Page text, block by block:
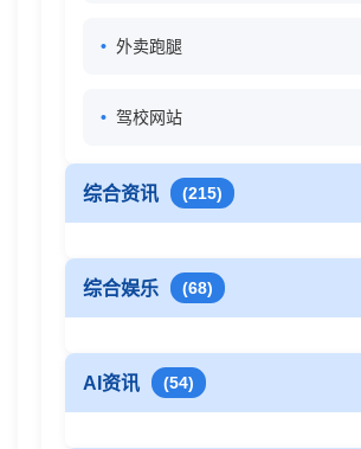
外卖跑腿
驾校网站
综合资讯 (215)
综合娱乐 (68)
AI资讯 (54)